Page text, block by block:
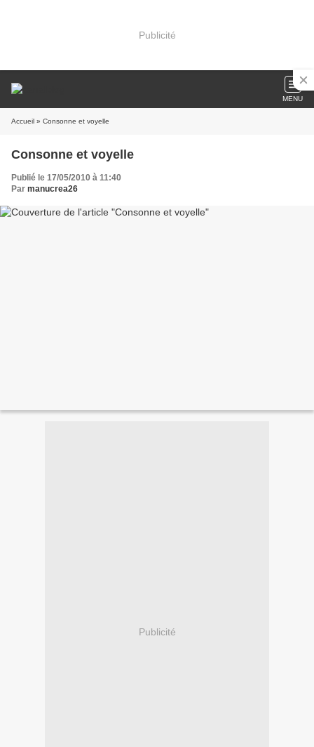
Publicité
MENU
Accueil » Consonne et voyelle
Consonne et voyelle
Publié le 17/05/2010 à 11:40
Par manucrea26
Publicité